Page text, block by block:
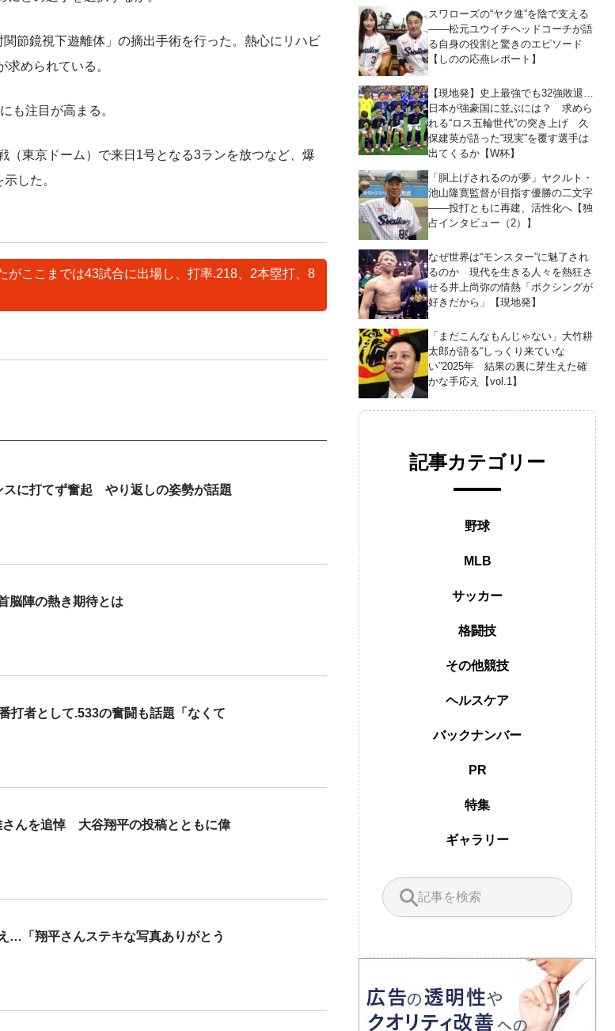
節鏡視下遊離体」の摘出手術を行った。熱心にリハビ
められている。
も注目が高まる。
東京ドーム）で来日1号となる3ランを放つなど、爆
した。
ここまでは43試合に出場し、打率.218、2本塁打、8
スに打てず奮起 やり返しの姿勢が話題
脳陣の熱き期待とは
打者として.533の奮闘も話題「なくて
さんを追悼 大谷翔平の投稿とともに偉
…「翔平さんステキな写真ありがとう
スワローズの“ヤク進”を陰で支える
――松元ユウイチヘッドコーチが語
る自身の役割と驚きのエピソード
【しのの応燕レポート】
【現地発】史上最強でも32強敗退…
日本が強豪国に並ぶには？ 求めら
れる“ロス五輪世代”の突き上げ 久
保建英が語った“現実”を覆す選手は
出てくるか【W杯】
「胴上げされるのが夢」ヤクルト・
池山隆寛監督が目指す優勝の二文字
――投打ともに再建、活性化へ【独
占インタビュー（2）】
なぜ世界は“モンスター”に魅了され
るのか 現代を生きる人々を熱狂さ
せる井上尚弥の情熱「ボクシングが
好きだから」【現地発】
「まだこんなもんじゃない」大竹耕
太郎が語る“しっくり来ていな
い”2025年 結果の裏に芽生えた確
かな手応え【vol.1】
記事カテゴリー
野球
MLB
サッカー
格闘技
その他競技
ヘルスケア
バックナンバー
PR
特集
ギャラリー